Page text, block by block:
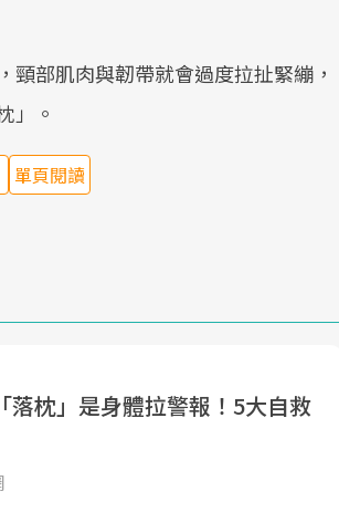
部肌肉與韌帶就會過度拉扯緊繃，
」。
單頁閱讀
落枕」是身體拉警報！5大自救